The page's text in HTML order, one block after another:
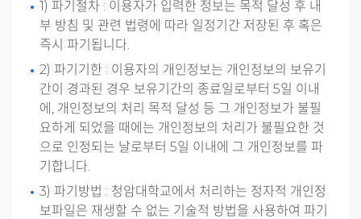
1) 파기절차 : 이용자가 입력한 정보는 목적 달성 후 내
부 방침 및 관련 법령에 따라 일정기간 저장된 후 혹은
즉시 파기됩니다.
2) 파기기한 : 이용자의 개인정보는 개인정보의 보유기
간이 경과된 경우 보유기간의 종료일로부터 5일 이내
에, 개인정보의 처리 목적 달성 등 그 개인정보가 불필
요하게 되었을 때에는 개인정보의 처리가 불필요한 것
으로 인정되는 날로부터 5일 이내에 그 개인정보를 파
기합니다.
3) 파기방법 : 청암대학교에서 처리하는 정자적 개인정
보파일은 재생할 수 없는 기술적 방법을 사용하여 파기